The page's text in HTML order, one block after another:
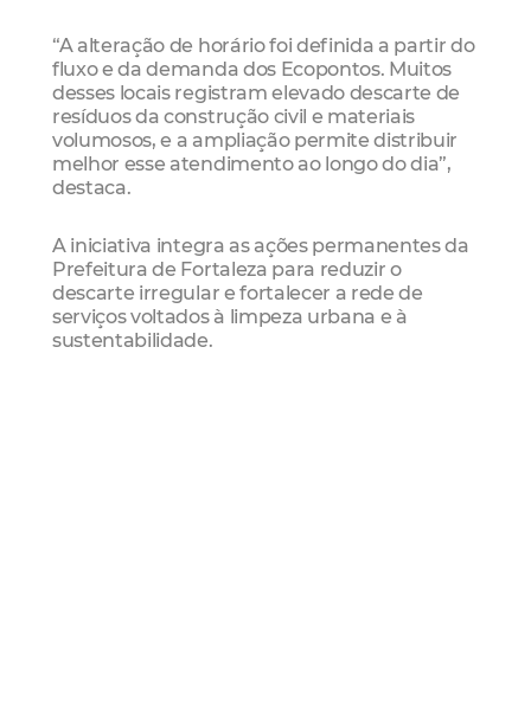
“A alteração de horário foi definida a partir do
fluxo e da demanda dos Ecopontos. Muitos
desses locais registram elevado descarte de
resíduos da construção civil e materiais
volumosos, e a ampliação permite distribuir
melhor esse atendimento ao longo do dia”,
destaca.
A iniciativa integra as ações permanentes da
Prefeitura de Fortaleza para reduzir o
descarte irregular e fortalecer a rede de
serviços voltados à limpeza urbana e à
sustentabilidade.